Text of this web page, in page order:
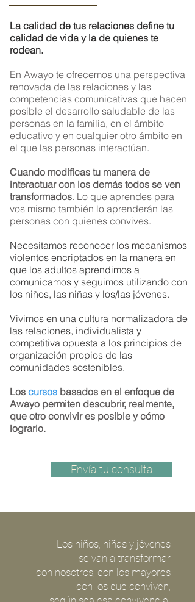
en el que todos realizamos nuestro vivir
y el espacio en el que las niñas, los
niños y las/los jóvenes aprenden con
sus compañeros/as, las habilidades
para la vida.
Estar en relación es una condición que
precede a la vida y no a la inversa.
niño y niña que nace solo llegará a ser
quien desea y pueda ser en la
han recibido y los acompañan a lo largo
de su infancia y juventud.
Sin esa red que los anida no podrían
subsistir y de lo que allí suceda
posibilidades en la vida.
Por eso, la convivencia es lo primero.
Después vendrán las artes, las
matemáticas, el deporte o la filosofía. O
manera convivir es excluyente.
en que te relacionas
define tu calidad de vida
Lía Goren
HUMANIZACIÓNES EL LENGUAJE
​Todo lo que nos sucede a los seres
humanos sucede en entornos de
La calidad de tus relaciones define tu
calidad de vida y la de quienes te
rodean.
En Awayo te ofrecemos una perspectiva
renovada de las relaciones y las
competencias comunicativas que hacen
posible el desarrollo saludable de las
personas en la familia, en el ámbito
educativo y en cualquier otro ámbito en
el que las personas interactúan.
Cuando modificas tu manera de
interactuar con los demás todos se ven
transformados. Lo que aprendes para
vos mismo también lo aprenderán las
personas con quienes convives.
Necesitamos reconocer los mecanismos
violentos encriptados en la manera en
que los adultos aprendimos a
comunicamos y seguimos utilizando con
los niños, las niñas y los/las jóvenes.
Vivimos en una cultura normalizadora de
las relaciones, individualista y
competitiva opuesta a los principios de
organización propios de las
comunidades sostenibles.
Los cursos basados en el enfoque de
Awayo permiten descubrir, realmente,
que otro convivir es posible y cómo
lograrlo.
Envía tu consulta
Los niños, niñas y jóvenes
se van a transformar
con nosotros, con los mayores
con los que conviven,